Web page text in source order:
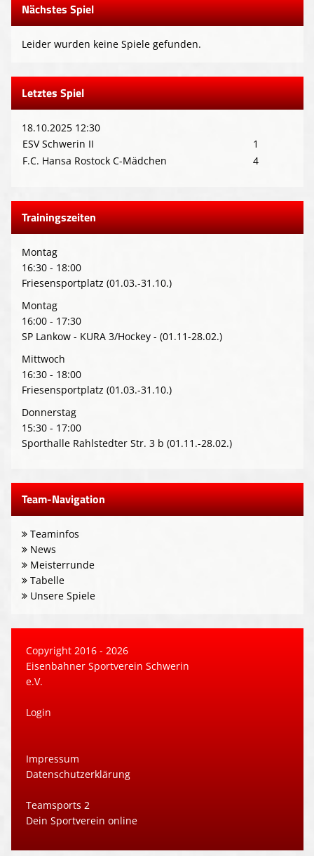
Nächstes Spiel
Leider wurden keine Spiele gefunden.
Letztes Spiel
18.10.2025 12:30
ESV Schwerin II
1
F.C. Hansa Rostock C-Mädchen
4
Trainingszeiten
Montag
16:30 - 18:00
Friesensportplatz (01.03.-31.10.)
Montag
16:00 - 17:30
SP Lankow - KURA 3/Hockey - (01.11-28.02.)
Mittwoch
16:30 - 18:00
Friesensportplatz (01.03.-31.10.)
Donnerstag
15:30 - 17:00
Sporthalle Rahlstedter Str. 3 b (01.11.-28.02.)
Team-Navigation
Teaminfos
News
Meisterrunde
Tabelle
Unsere Spiele
Copyright 2016 - 2026
Eisenbahner Sportverein Schwerin
e.V.
Login
Impressum
Datenschutzerklärung
Teamsports 2
Dein Sportverein online